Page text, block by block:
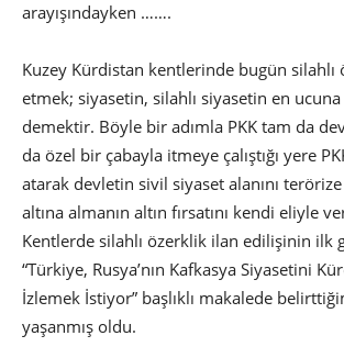
arayışındayken …….
Kuzey Kürdistan kentlerinde bugün silahlı
etmek; siyasetin, silahlı siyasetin en
demektir. Böyle bir adımla PKK tam da
da özel bir çabayla itmeye çalıştığı yere
atarak devletin sivil siyaset alanını
altına almanın altın fırsatını kendi eliyle
Kentlerde silahlı özerklik ilan edilişinin ilk
“Türkiye, Rusya’nın Kafkasya Siyasetini
İzlemek İstiyor” başlıklı makalede
yaşanmış oldu.